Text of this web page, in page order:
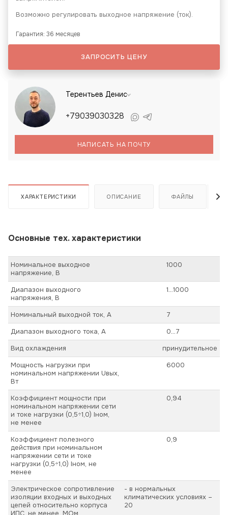
Возможно регулировать выходное напряжение (ток).
Гарантия: 36 месяцев
ЗАПРОСИТЬ ЦЕНУ
Терентьев Денис
+79039030328
НАПИСАТЬ НА ПОЧТУ
ХАРАКТЕРИСТИКИ ОПИСАНИЕ ФАЙЛЫ
Основные тех. характеристики
Номинальное выходное
напряжение, В
1000
Диапазон выходного
напряжения, В
1…1000
Номинальный выходной ток, А
7
Диапазон выходного тока, А
0…7
Вид охлаждения
принудительное
Мощность нагрузки при
номинальном напряжении Uвых,
Вт
6000
Коэффициент мощности при
номинальном напряжении сети
и токе нагрузки (0,5÷1,0) Iном,
не менее
0,94
Коэффициент полезного
действия при номинальном
напряжении сети и токе
нагрузки (0,5÷1,0) Iном, не
менее
0,9
Электрическое сопротивление
изоляции входных и выходных
цепей относительно корпуса
- в нормальных
климатических условиях –
20